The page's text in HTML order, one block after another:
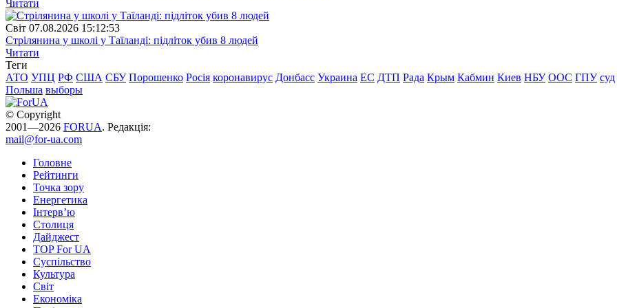
Читати
Свiт 07.08.2026 15:12:53
Стрілянина у школі у Таїланді: підліток убив 8 людей
Читати
Теги
АТО УПЦ РФ США СБУ Порошенко Росія коронавирус Донбасс Украина ЕС ДТП Рада Крым Кабмин Киев НБУ ООС ГПУ суд
Польша выборы
© Copyright
2001—2026 FORUA. Редакція:
mail@for-ua.com
Головне
Рейтинги
Точка зору
Енергетика
Інтерв’ю
Столиця
Дайджест
TOP For UA
Суспiльство
Культура
Світ
Економіка